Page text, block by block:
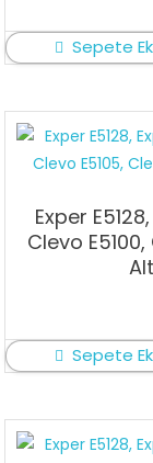
Sepete
Exper
Clevo
Sepete